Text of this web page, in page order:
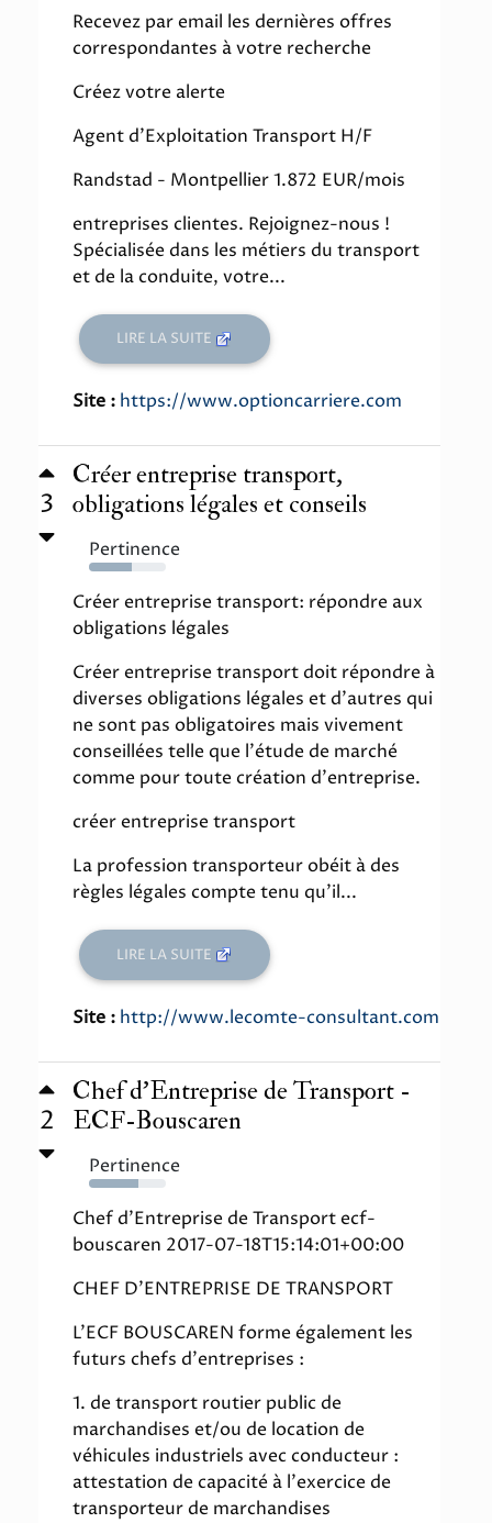
Recevez par email les dernières offres
correspondantes à votre recherche
Créez votre alerte
Agent d'Exploitation Transport H/F
Randstad - Montpellier 1.872 EUR/mois
entreprises clientes. Rejoignez-nous !
Spécialisée dans les métiers du transport
et de la conduite, votre...
LIRE LA SUITE
Site : https://www.optioncarriere.com
3
Créer entreprise transport,
obligations légales et conseils
Pertinence
55%
Créer entreprise transport: répondre aux
obligations légales
Créer entreprise transport doit répondre à
diverses obligations légales et d'autres qui
ne sont pas obligatoires mais vivement
conseillées telle que l'étude de marché
comme pour toute création d'entreprise.
créer entreprise transport
La profession transporteur obéit à des
règles légales compte tenu qu'il...
LIRE LA SUITE
Site : http://www.lecomte-consultant.com
2
Chef d'Entreprise de Transport -
ECF-Bouscaren
Pertinence
64%
Chef d'Entreprise de Transport ecf-
bouscaren 2017-07-18T15:14:01+00:00
CHEF D'ENTREPRISE DE TRANSPORT
L'ECF BOUSCAREN forme également les
futurs chefs d'entreprises :
1. de transport routier public de
marchandises et/ou de location de
véhicules industriels avec conducteur :
attestation de capacité à l'exercice de
transporteur de marchandises